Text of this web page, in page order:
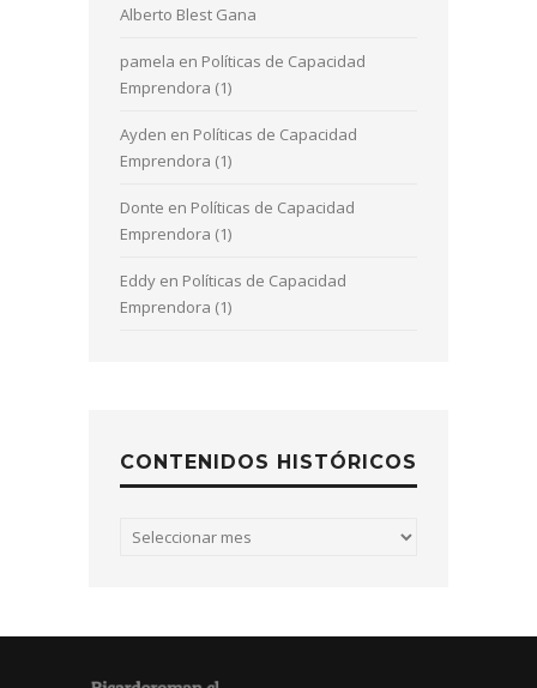
Alberto Blest Gana
pamela en Políticas de Capacidad
Emprendora (1)
Ayden en Políticas de Capacidad
Emprendora (1)
Donte en Políticas de Capacidad
Emprendora (1)
Eddy en Políticas de Capacidad
Emprendora (1)
CONTENIDOS HISTÓRICOS
Contenidos